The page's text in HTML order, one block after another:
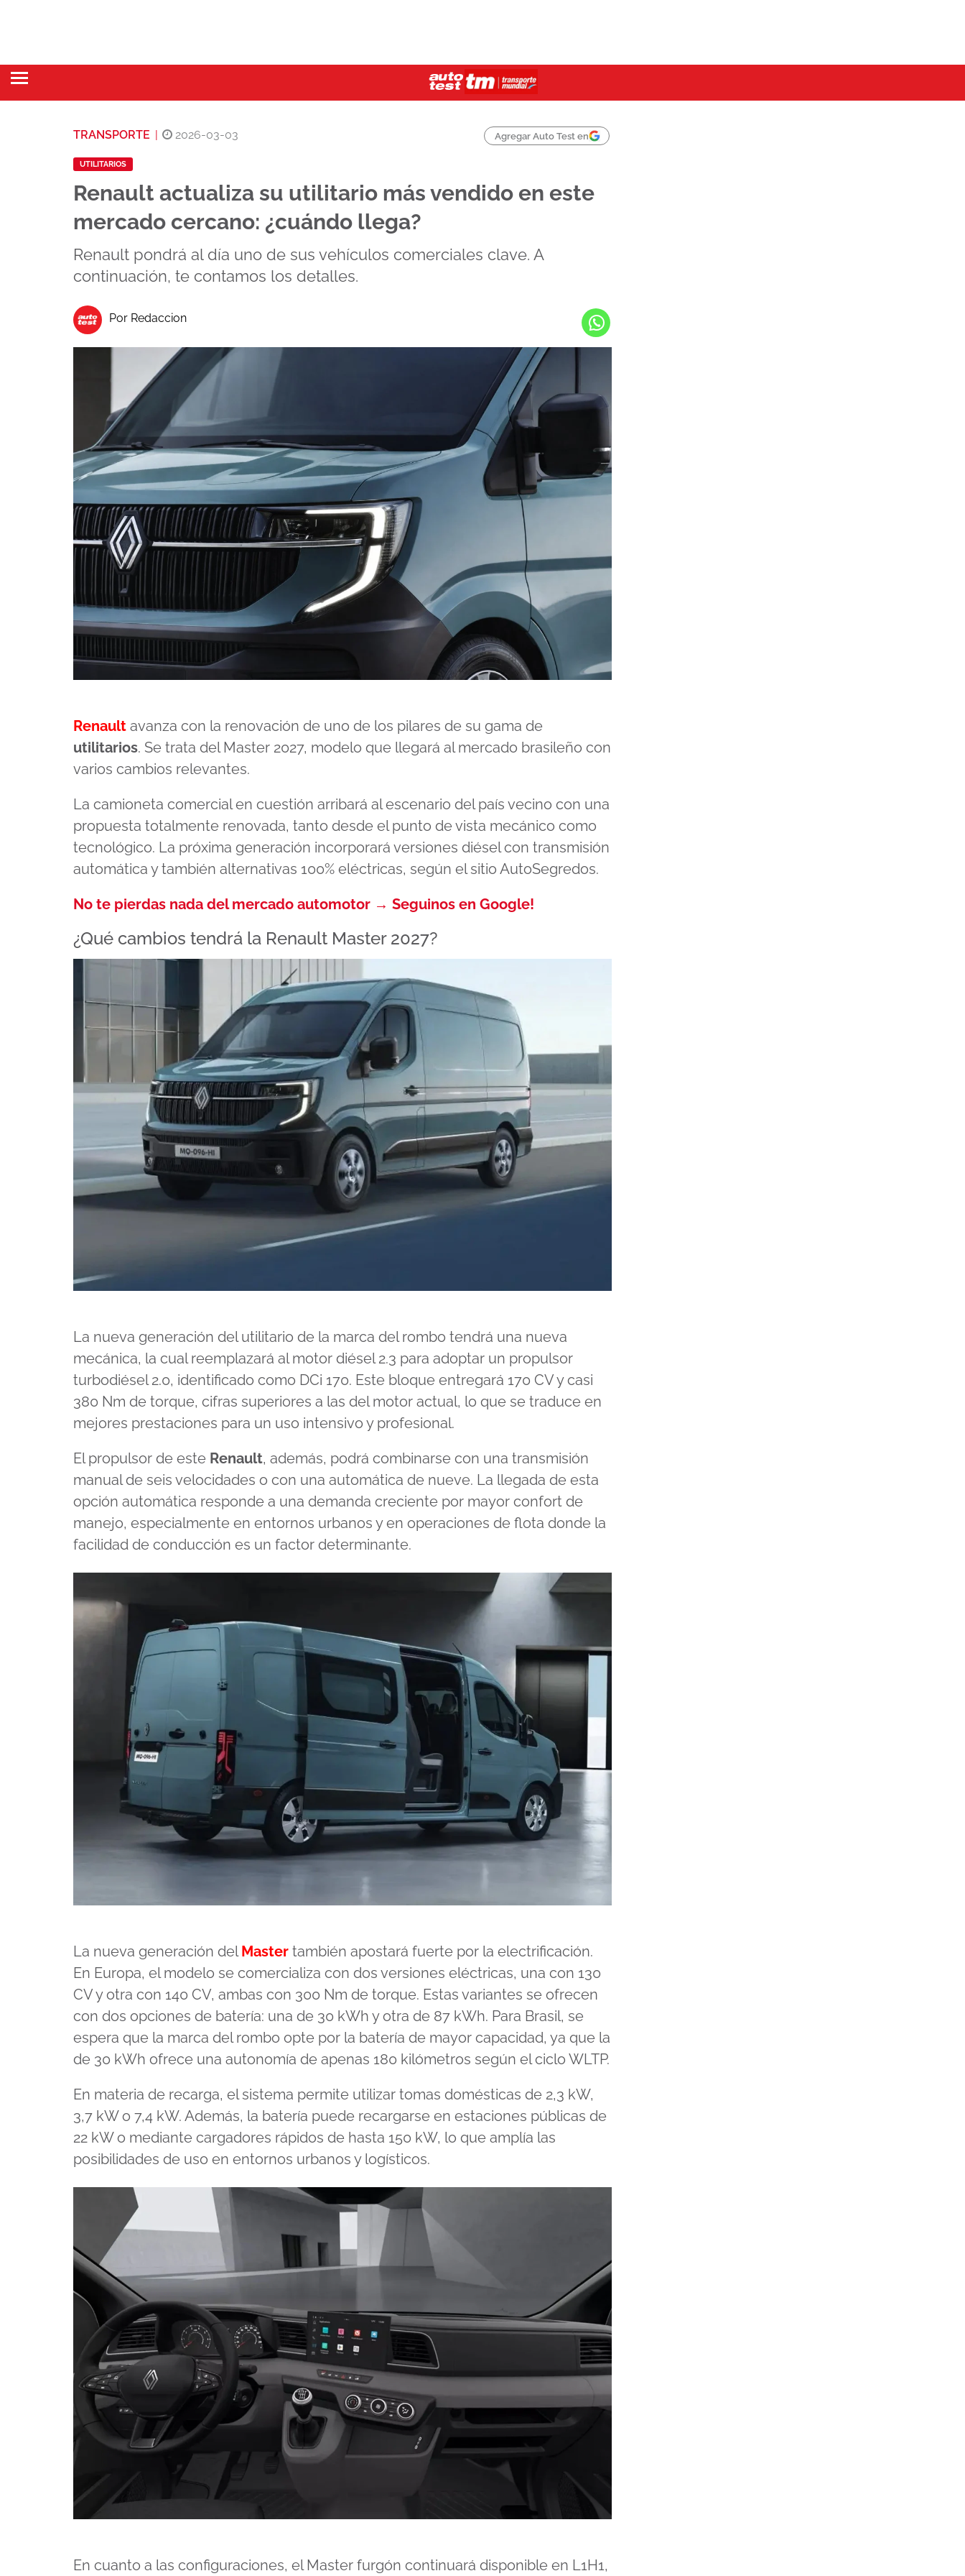
TRANSPORTE 2026-03-03 Agregar Auto Test en
UTILITARIOS
Renault actualiza su utilitario más vendido en este
mercado cercano: ¿cuándo llega?
Renault pondrá al día uno de sus vehículos comerciales clave. A
continuación, te contamos los detalles.
Por Redaccion
Renault avanza con la renovación de uno de los pilares de su gama de
utilitarios. Se trata del Master 2027, modelo que llegará al mercado brasileño con
varios cambios relevantes.
La camioneta comercial en cuestión arribará al escenario del país vecino con una
propuesta totalmente renovada, tanto desde el punto de vista mecánico como
tecnológico. La próxima generación incorporará versiones diésel con transmisión
automática y también alternativas 100% eléctricas, según el sitio AutoSegredos.
No te pierdas nada del mercado automotor → Seguinos en Google!
¿Qué cambios tendrá la Renault Master 2027?
La nueva generación del utilitario de la marca del rombo tendrá una nueva
mecánica, la cual reemplazará al motor diésel 2.3 para adoptar un propulsor
turbodiésel 2.0, identificado como DCi 170. Este bloque entregará 170 CV y casi
380 Nm de torque, cifras superiores a las del motor actual, lo que se traduce en
mejores prestaciones para un uso intensivo y profesional.
El propulsor de este Renault, además, podrá combinarse con una transmisión
manual de seis velocidades o con una automática de nueve. La llegada de esta
opción automática responde a una demanda creciente por mayor confort de
manejo, especialmente en entornos urbanos y en operaciones de flota donde la
facilidad de conducción es un factor determinante.
La nueva generación delMaster también apostará fuerte por la electrificación.
En Europa, el modelo se comercializa con dos versiones eléctricas, una con 130
CV y otra con 140 CV, ambas con 300 Nm de torque. Estas variantes se ofrecen
con dos opciones de batería: una de 30 kWh y otra de 87 kWh. Para Brasil, se
espera que la marca del rombo opte por la batería de mayor capacidad, ya que la
de 30 kWh ofrece una autonomía de apenas 180 kilómetros según el ciclo WLTP.
En materia de recarga, el sistema permite utilizar tomas domésticas de 2,3 kW,
3,7 kW o 7,4 kW. Además, la batería puede recargarse en estaciones públicas de
22 kW o mediante cargadores rápidos de hasta 150 kW, lo que amplía las
posibilidades de uso en entornos urbanos y logísticos.
En cuanto a las configuraciones, el Master furgón continuará disponible en L1H1,